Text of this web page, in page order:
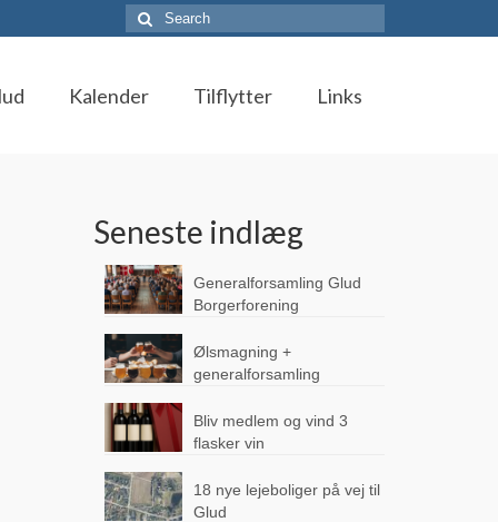
Search
for:
Kalender Tilflytter Links
Seneste indlæg
Generalforsamling Glud
Borgerforening
Ølsmagning +
generalforsamling
Bliv medlem og vind 3
flasker vin
18 nye lejeboliger på vej til
Glud